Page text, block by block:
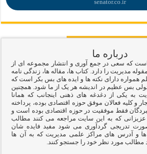
senator.co.ir
درباره ما
که سعی در جمع آوری و انتشار مجموعه ای از
مدیریت را دارد. کتاب ها، مقاله ها، زندگی نامه
همواره دارای نکته ها و ایده های بس بکر است که
بس عظیم در اندیشه هر یک از ما شود. همچنین
به یکی از دغدغه های ذهنی اینجانب که همانا
و کلیه فعالان موفق حوزه اقتصادی بوده، پرداخته
فقط موفقیت در حوزه اقتصادی بوده است و
عزیزانی که به این سایت مراجعه می کنند مطالب
تدریجی گردآوری می شود مفید فایده شان
ها و آدرس های مراکز علمی مدیریت که به آن ها
مطالب مورد نظر خود را جستجو کنند.